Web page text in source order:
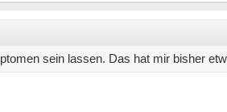
sein lassen. Das hat mir bisher